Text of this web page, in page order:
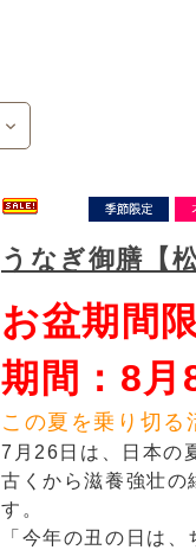
うなぎ御膳【
お盆期間
期間：8月
この夏を乗り切る
7月26日は、日本の
古くから滋養強壮の
す。
「今年の丑の日は